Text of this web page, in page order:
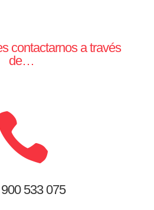
contactarnos a través
de…
533 075